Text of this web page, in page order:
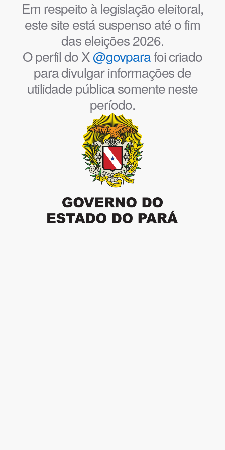
Em respeito à legislação eleitoral,
este site está suspenso até o fim
das eleições 2026.
O perfil do X@govparafoi criado
para divulgar informações de
utilidade pública somente neste
período.